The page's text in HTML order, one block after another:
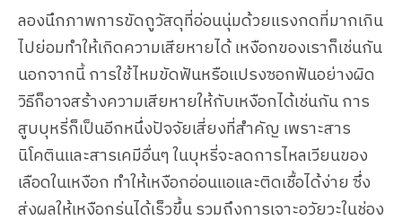
ลองนึกภาพการขัดถูวัสดุที่อ่อนนุ่มด้วยแรงกดที่มากเกิน
ไปย่อมทำให้เกิดความเสียหายได้ เหงือกของเราก็เช่นกัน
นอกจากนี้ การใช้ไหมขัดฟันหรือแปรงซอกฟันอย่างผิด
วิธีก็อาจสร้างความเสียหายให้กับเหงือกได้เช่นกัน การ
สูบบุหรี่ก็เป็นอีกหนึ่งปัจจัยเสี่ยงที่สำคัญ เพราะสาร
นิโคตินและสารเคมีอื่นๆ ในบุหรี่จะลดการไหลเวียนของ
เลือดในเหงือก ทำให้เหงือกอ่อนแอและติดเชื้อได้ง่าย ซึ่ง
ส่งผลให้เหงือกร่นได้เร็วขึ้น รวมถึงการเจาะอวัยวะในช่อง